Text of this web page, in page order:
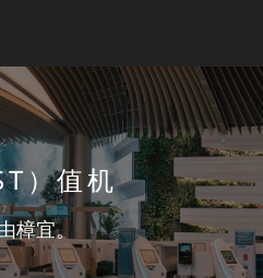
）值机
樟宜。